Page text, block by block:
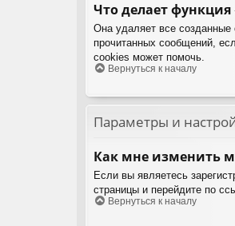
Что делает
Она удаляет все созданные
прочитанных сообщений,
cookies может помочь.
Вернуться к началу
Параметры и
Как мне изменить
Если вы являетесь
страницы и перейдите по
Вернуться к началу